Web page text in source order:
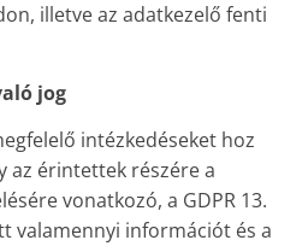
illetve az adatkezelő fenti
jog
intézkedéseket hoz
az érintettek részére a
vonatkozó, a GDPR 13.
valamennyi információt és a